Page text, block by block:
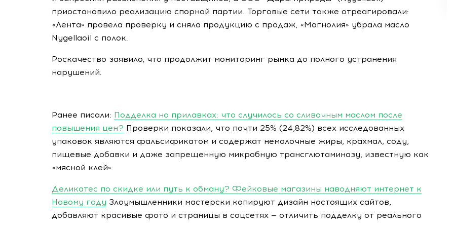
приостановило реализацию спорной партии. Торговые сети также отреагировали:
«Лента» провела проверку и сняла продукцию с продаж, «Магнолия» убрала масло
Nygellaoil с полок.
Роскачество заявило, что продолжит мониторинг рынка до полного устранения
нарушений.
Ранее писали: Подделка на прилавках: что случилось со сливочным маслом после
повышения цен? Проверки показали, что почти 25% (24,82%) всех исследованных
упаковок являются фальсификатом и содержат немолочные жиры, крахмал, соду,
пищевые добавки и даже запрещенную микробную трансглютаминазу, известную как
«мясной клей».
Деликатес по скидке или путь к обману? Фейковые магазины наводняют интернет к
Новому году Злоумышленники мастерски копируют дизайн настоящих сайтов,
добавляют красивые фото и страницы в соцсетях — отличить подделку от реального